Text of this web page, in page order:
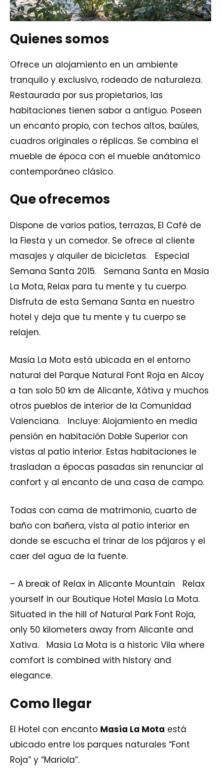
Quienes somos
Ofrece un alojamiento en un ambiente
tranquilo y exclusivo, rodeado de naturaleza.
Restaurada por sus propietarios, las
habitaciones tienen sabor a antiguo. Poseen
un encanto propio, con techos altos, baúles,
cuadros originales o réplicas. Se combina el
mueble de época con el mueble anátomico
contemporáneo clásico.
Que ofrecemos
Dispone de varios patios, terrazas, El Café de
la Fiesta y un comedor. Se ofrece al cliente
masajes y alquiler de bicicletas. Especial
Semana Santa 2015. Semana Santa en Masia
La Mota, Relax para tu mente y tu cuerpo.
Disfruta de esta Semana Santa en nuestro
hotel y deja que tu mente y tu cuerpo se
relajen.
Masia La Mota está ubicada en el entorno
natural del Parque Natural Font Roja en Alcoy
a tan solo 50 km de Alicante, Xátiva y muchos
otros pueblos de interior de la Comunidad
Valenciana. Incluye: Alojamiento en media
pensión en habitación Doble Superior con
vistas al patio interior. Estas habitaciones le
trasladan a épocas pasadas sin renunciar al
confort y al encanto de una casa de campo.
Todas con cama de matrimonio, cuarto de
baño con bañera, vista al patio interior en
donde se escucha el trinar de los pájaros y el
caer del agua de la fuente.
– A break of Relax in Alicante Mountain Relax
yourself in our Boutique Hotel Masia La Mota.
Situated in the hill of Natural Park Font Roja,
only 50 kilometers away from Alicante and
Xativa. Masia La Mota is a historic Vila where
comfort is combined with history and
elegance.
Como llegar
El Hotel con encanto Masía La Mota está
ubicado entre los parques naturales “Font
Roja” y “Mariola”.